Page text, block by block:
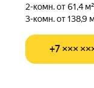
2-комн. от 61,4 м²
3-комн. от 138,9
+7 ×××